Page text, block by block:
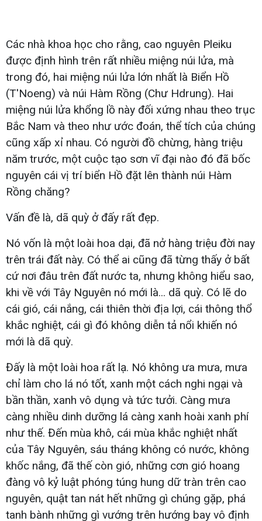
Các nhà khoa học cho rằng, cao nguyên Pleiku
được định hình trên rất nhiều miệng núi lửa, mà
trong đó, hai miệng núi lửa lớn nhất là Biển Hồ
(T'Noeng) và núi Hàm Rồng (Chư Hdrung). Hai
miệng núi lửa khổng lồ này đối xứng nhau theo trục
Bắc Nam và theo như ước đoán, thể tích của chúng
cũng xấp xỉ nhau. Có người đồ chừng, hàng triệu
năm trước, một cuộc tạo sơn vĩ đại nào đó đã bốc
nguyên cái vị trí biển Hồ đặt lên thành núi Hàm
Rồng chăng?
Vấn đề là, dã quỳ ở đấy rất đẹp.
Nó vốn là một loài hoa dại, đã nở hàng triệu đời nay
trên trái đất này. Có thể ai cũng đã từng thấy ở bất
cứ nơi đâu trên đất nước ta, nhưng không hiểu sao,
khi về với Tây Nguyên nó mới là... dã quỳ. Có lẽ do
cái gió, cái nắng, cái thiên thời địa lợi, cái thông thổ
khắc nghiệt, cái gì đó không diễn tả nổi khiến nó
mới là dã quỳ.
Đấy là một loài hoa rất lạ. Nó không ưa mưa, mưa
chỉ làm cho lá nó tốt, xanh một cách nghi ngại và
bần thần, xanh vô dụng và tức tưởi. Càng mưa
càng nhiều dinh dưỡng lá càng xanh hoài xanh phí
như thế. Đến mùa khô, cái mùa khắc nghiệt nhất
của Tây Nguyên, sáu tháng không có nước, không
khốc nắng, đã thế còn gió, những cơn gió hoang
đàng vô kỷ luật phóng túng hung dữ tràn trên cao
nguyên, quật tan nát hết những gì chúng gặp, phá
tanh bành những gì vướng trên hướng bay vô định